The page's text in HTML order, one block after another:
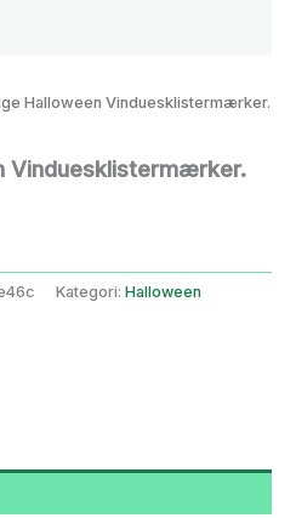
Halloween Vinduesklistermærker.
Vinduesklistermærker.
Kategori: Halloween